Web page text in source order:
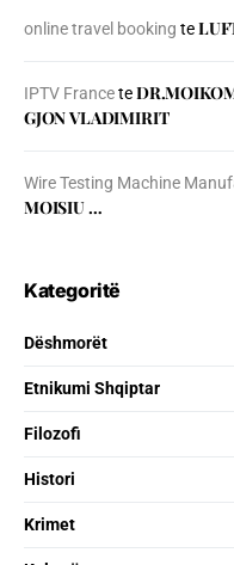
online travel booking te
IPTV Francete
GJON VLADIMIRIT
Wire Testing Machine
MOISIU …
Kategoritë
Dëshmorët
Etnikumi Shqiptar
Filozofi
Histori
Krimet